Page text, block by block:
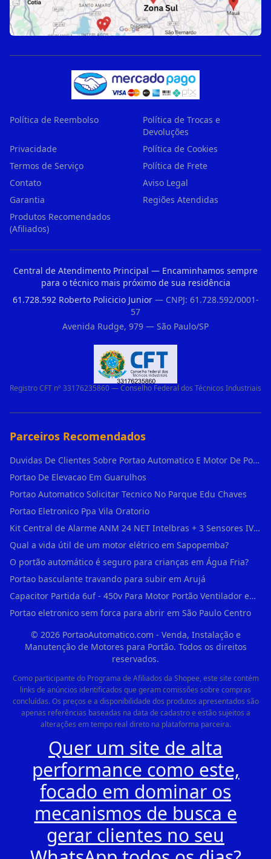
Política de Reembolso
Política de Trocas e
Devoluções
Privacidade
Política de Cookies
Termos de Serviço
Política de Frete
Contato
Aviso Legal
Garantia
Regiões Atendidas
Produtos Recomendados
(Afiliados)
Central de Atendimento Principal — Encaminhamos sempre
para o técnico mais próximo de sua residência
61.728.592 Roberto Policicio Junior— CNPJ: 61.728.592/0001-
57
Avenida Rudge, 979 — São Paulo/SP
Registro CFT nº 33176235860 — Conselho Federal dos Técnicos Industriais
Parceiros Recomendados
Duvidas De Clientes Sobre Portao Automatico E Motor De Portao Motor De Portao Suspenso
Portao De Elevacao Em Guarulhos
Portao Automatico Solicitar Tecnico No Parque Edu Chaves
Portao Eletronico Ppa Vila Oratorio
Kit Central de Alarme ANM 24 NET Intelbras + 3 Sensores IVP 3000 CF + Bateria + em Vila Jacuí
Qual a vida útil de um motor elétrico em Sapopemba?
O portão automático é seguro para crianças em Água Fria?
Portao basculante travando para subir em Arujá
Capacitor Partida 6uf - 450v Para Motor Portão Ventilador em Vila Madalena
Portao eletronico sem forca para abrir em São Paulo Centro
© 2026PortaoAutomatico.com - Venda, Instalação e
Manutenção de Motores para Portão. Todos os direitos
reservados.
Como participante do Programa de Afiliados da Shopee, este site contém
links de anúncios identificados que geram comissões sobre compras
concluídas. Os preços e a disponibilidade dos produtos apresentados são
apenas referências baseadas na data de cadastro e estão sujeitos a
alterações em tempo real direto na plataforma parceira.
Quer um site de alta
performance como este,
focado em dominar os
mecanismos de busca e
gerar clientes no seu